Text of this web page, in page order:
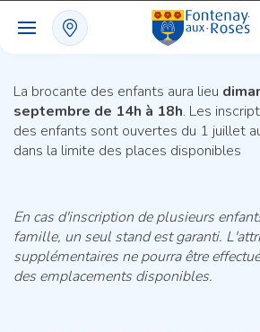
La brocante des enfants aura lieu
septembre de 14h à 18h. Les
des enfants sont ouvertes du 1 juillet
dans la limite des places disponibles
En cas d'inscription de plusieurs
famille, un seul stand est garanti.
supplémentaires ne pourra être
des emplacements disponibles.
Panneau de gestion des cookies